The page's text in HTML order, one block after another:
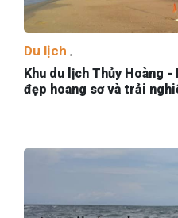
Du lịch
Khu du lịch Thủy Hoàng -
đẹp hoang sơ và trải